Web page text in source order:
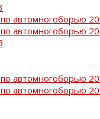
автомногоборью
автомногоборью
автомногоборью
автомногоборью